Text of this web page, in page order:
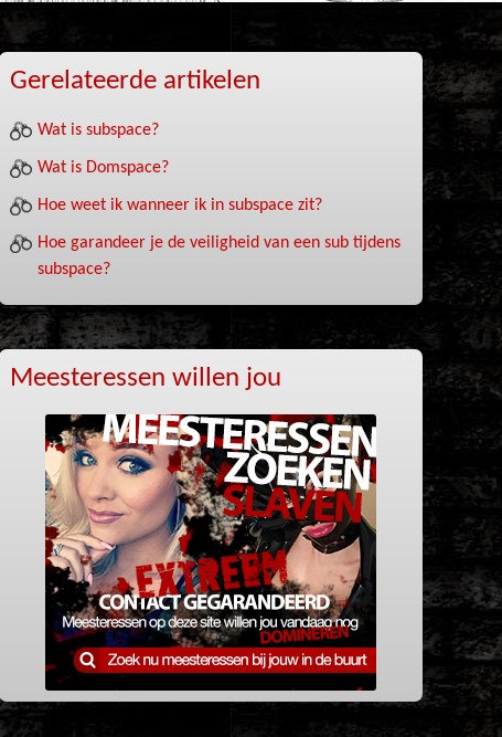
Gerelateerde artikelen
Wat is subspace?
Wat is Domspace?
Hoe weet ik wanneer ik in subspace zit?
Hoe garandeer je de veiligheid van een sub tijdens
subspace?
Meesteressen willen jou